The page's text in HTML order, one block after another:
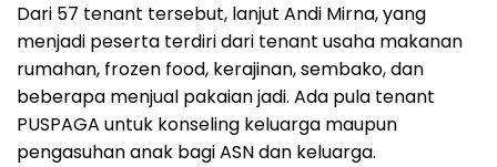
Dari 57 tenant tersebut, lanjut Andi Mirna, yang
menjadi peserta terdiri dari tenant usaha makanan
rumahan, frozen food, kerajinan, sembako, dan
beberapa menjual pakaian jadi. Ada pula tenant
PUSPAGA untuk konseling keluarga maupun
pengasuhan anak bagi ASN dan keluarga.